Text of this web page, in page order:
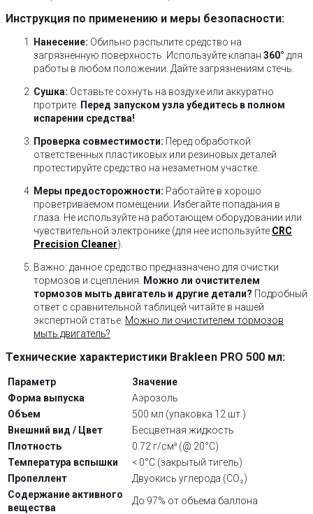
Инструкция по применению и меры безопасности:
Нанесение: Обильно распылите средство на
загрязненную поверхность. Используйте клапан 360° для
работы в любом положении. Дайте загрязнениям стечь.
Сушка: Оставьте сохнуть на воздухе или аккуратно
протрите. Перед запуском узла убедитесь в полном
испарении средства!
Проверка совместимости: Перед обработкой
ответственных пластиковых или резиновых деталей
протестируйте средство на незаметном участке.
Меры предосторожности: Работайте в хорошо
проветриваемом помещении. Избегайте попадания в
глаза. Не используйте на работающем оборудовании или
чувствительной электронике (для нее используйте CRC
Precision Cleaner).
Важно: данное средство предназначено для очистки
тормозов и сцепления. Можно ли очистителем
тормозов мыть двигатель и другие детали? Подробный
ответ с сравнительной таблицей читайте в нашей
экспертной статье: Можно ли очистителем тормозов
мыть двигатель?
Технические характеристики Brakleen PRO 500 мл:
Параметр
Значение
Форма выпуска
Аэрозоль
Объем
500 мл (упаковка 12 шт.)
Внешний вид / Цвет
Бесцветная жидкость
Плотность
0.72 г/см³ (@ 20°C)
Температура вспышки
< 0°C (закрытый тигель)
Пропеллент
Двуокись углерода (CO₂)
Содержание активного
вещества
До 97% от объема баллона